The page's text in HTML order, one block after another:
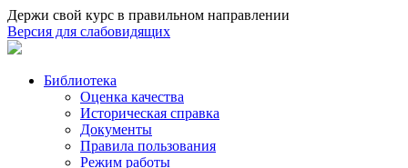
Держи свой курс в правильном направлении
Версия для слабовидящих
Библиотека
Оценка качества
Историческая справка
Документы
Правила пользования
Режим работы